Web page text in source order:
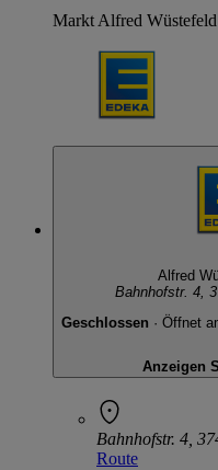
Markt Alfred
Alfred
Bahnhofstr. 4,
Geschlossen · Öffnet
Anzeigen
Bahnhofstr. 4,
Route